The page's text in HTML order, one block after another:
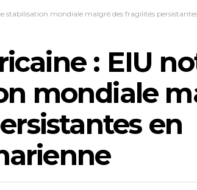
stabilisation mondiale malgré des fragilités
: EIU
mondiale
en